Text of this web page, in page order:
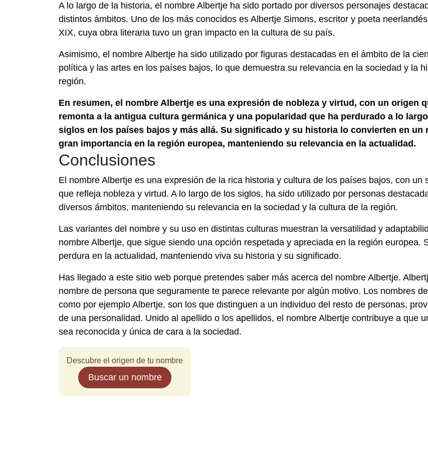
A lo largo de la historia, el nombre Albertje ha sido portado por diversos personajes
distintos ámbitos. Uno de los más conocidos es Albertje Simons, escritor y poeta
XIX, cuya obra literaria tuvo un gran impacto en la cultura de su país.
Asimismo, el nombre Albertje ha sido utilizado por figuras destacadas en el ámbito de la
política y las artes en los países bajos, lo que demuestra su relevancia en la sociedad y la
región.
En resumen, el nombre Albertje es una expresión de nobleza y virtud, con un origen
remonta a la antigua cultura germánica y una popularidad que ha perdurado a lo
siglos en los países bajos y más allá. Su significado y su historia lo convierten en un
gran importancia en la región europea, manteniendo su relevancia en la actualidad.
Conclusiones
El nombre Albertje es una expresión de la rica historia y cultura de los países bajos, con un
que refleja nobleza y virtud. A lo largo de los siglos, ha sido utilizado por personas
diversos ámbitos, manteniendo su relevancia en la sociedad y la cultura de la región.
Las variantes del nombre y su uso en distintas culturas muestran la versatilidad y
nombre Albertje, que sigue siendo una opción respetada y apreciada en la región europea.
perdura en la actualidad, manteniendo viva su historia y su significado.
Has llegado a este sitio web porque pretendes saber más acerca del nombre Albertje.
nombre de persona que seguramente te parece relevante por algún motivo. Los nombres
como por ejemplo Albertje, son los que distinguen a un individuo del resto de personas,
de una personalidad. Unido al apellido o los apellidos, el nombre Albertje contribuye a que
sea reconocida y única de cara a la sociedad.
Descubre el origen de tu nombre
Buscar un nombre